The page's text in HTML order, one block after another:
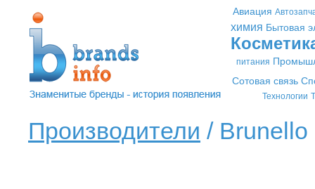
Авиация
химия Бытовая
питания
Сотовая связь
Технологии
Производители /